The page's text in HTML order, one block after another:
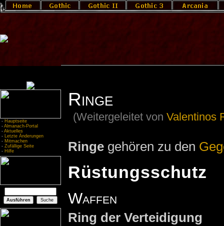
- Hauptseite
- Almanach-Portal
- Aktuelles
- Letzte Änderungen
- Mitmachen
- Zufällige Seite
- Hilfe
Ringe
(Weitergeleitet vonValentinos
Ringegehören zu den
Rüstungsschutz
Waffen
Ring der Verteidigung